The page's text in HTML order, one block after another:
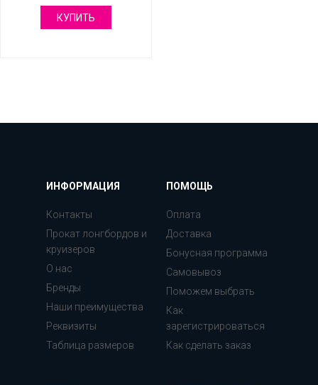
КУПИТЬ
ИНФОРМАЦИЯ
Контакты
Прокат лонгбордов и
круизеров
О нас
Бренды
Наши преимущества
Реквизиты
Таблица размеров
ПОМОЩЬ
Оплата
Доставка
Бонусная программа
Самовывоз
Поможем выбрать
Как
зарегистрироваться
Как сделать заказ